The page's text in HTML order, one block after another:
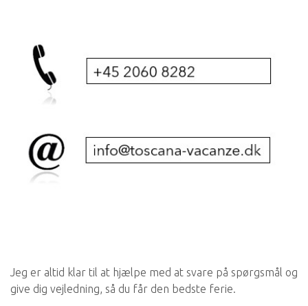
Jeg er altid klar til at hjælpe med at svare på spørgsmål og
give dig vejledning, så du får den bedste ferie.